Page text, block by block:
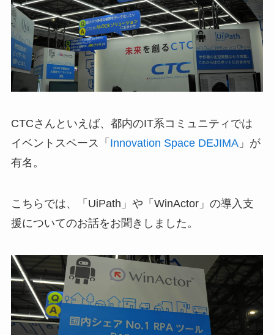
CTCさんといえば、都内のIT系コミュニティでは
イベントスペース「 Innovation Space DEJIMA」が
有名。
こちらでは、「UiPath」や「WinActor」の導入支
援についてのお話をお聞きしました。